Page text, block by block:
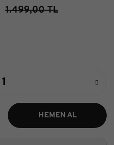
1.499,00 TL
HEMEN AL